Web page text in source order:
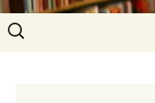
البحث
عن: